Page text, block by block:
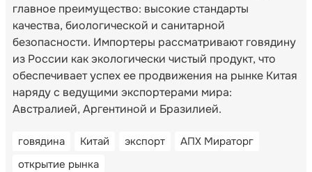
главное преимущество: высокие стандарты
качества, биологической и санитарной
безопасности. Импортеры рассматривают говядину
из России как экологически чистый продукт, что
обеспечивает успех ее продвижения на рынке Китая
наряду с ведущими экспортерами мира:
Австралией, Аргентиной и Бразилией.
говядина Китай экспорт
АПХ Мираторг
открытие рынка